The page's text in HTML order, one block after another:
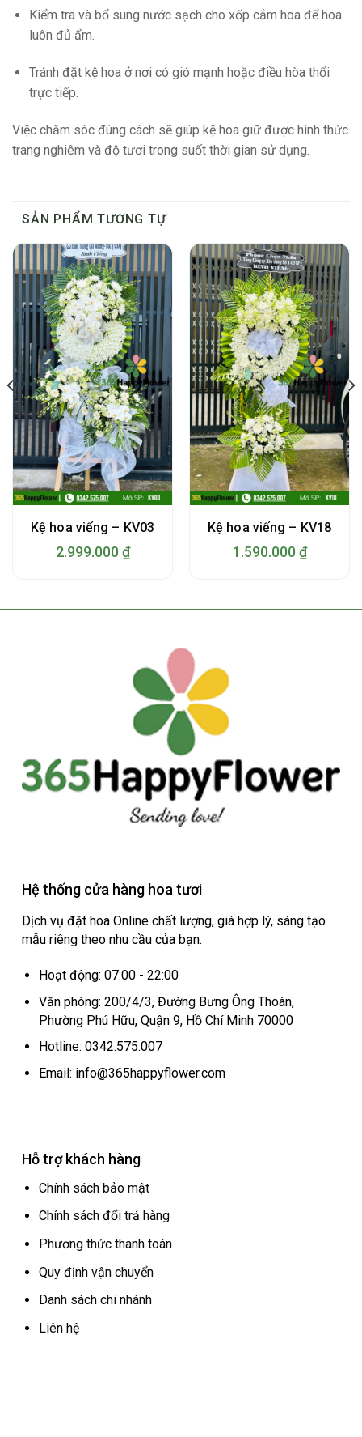
Kiểm tra và bổ sung nước sạch cho xốp cắm hoa để hoa
luôn đủ ẩm.
Tránh đặt kệ hoa ở nơi có gió mạnh hoặc điều hòa thổi
trực tiếp.
Việc chăm sóc đúng cách sẽ giúp kệ hoa giữ được hình thức
trang nghiêm và độ tươi trong suốt thời gian sử dụng.
SẢN PHẨM TƯƠNG TỰ
Kệ hoa viếng – KV03
2.999.000 ₫
Kệ hoa viếng – KV18
1.590.000 ₫
Hệ thống cửa hàng hoa tươi
Dịch vụ đặt hoa Online chất lượng, giá hợp lý, sáng tạo
mẫu riêng theo nhu cầu của bạn.
Hoạt động: 07:00 - 22:00
Văn phòng: 200/4/3, Đường Bưng Ông Thoàn,
Phường Phú Hữu, Quận 9, Hồ Chí Minh 70000
Hotline: 0342.575.007
Email: info@365happyflower.com
Hỗ trợ khách hàng
Chính sách bảo mật
Chính sách đổi trả hàng
Phương thức thanh toán
Quy định vận chuyển
Danh sách chi nhánh
Liên hệ